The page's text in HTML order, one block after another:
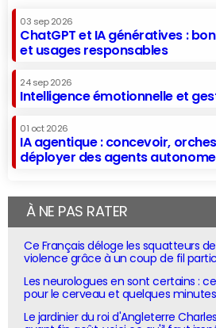
03 sep 2026
ChatGPT et IA génératives :
et usages responsables
24 sep 2026
Intelligence émotionnelle et
01 oct 2026
IA agentique : concevoir,
déployer des agents
À NE PAS RATER
Ce Français déloge les squatteurs
violence grâce à un coup de fil
Les neurologues en sont certains :
pour le cerveau et quelques
Le jardinier du roi d'Angleterre